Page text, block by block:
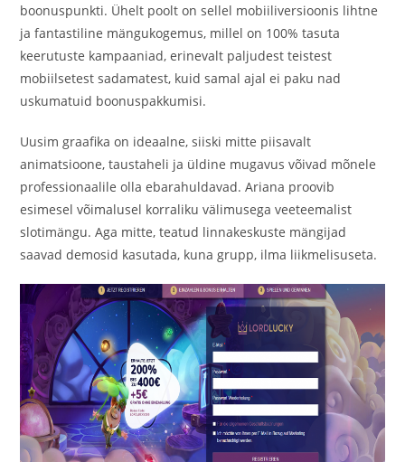
boonuspunkti. Ühelt poolt on sellel mobiiliversioonis lihtne
ja fantastiline mängukogemus, millel on 100% tasuta
keerutuste kampaaniad, erinevalt paljudest teistest
mobiilsetest sadamatest, kuid samal ajal ei paku nad
uskumatuid boonuspakkumisi.
Uusim graafika on ideaalne, siiski mitte piisavalt
animatsioone, taustaheli ja üldine mugavus võivad mõnele
professionaalile olla ebarahuldavad. Ariana proovib
esimesel võimalusel korraliku välimusega veeteemalist
slotimängu. Aga mitte, teatud linnakeskuste mängijad
saavad demosid kasutada, kuna grupp, ilma liikmelisuseta.